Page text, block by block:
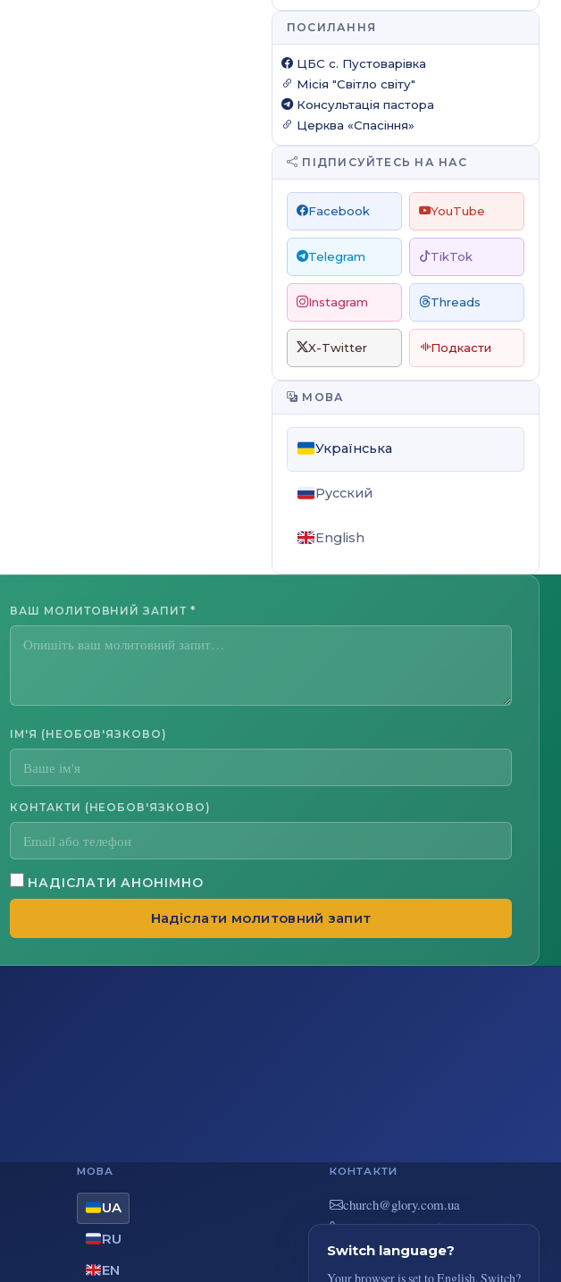
захисту
ПОСИЛАННЯ
ЦБС c. Пустоварівка
Місія "Світло світу"
Консультація пастора
Церква «Спасіння»
ПІДПИСУЙТЕСЬ НА НАС
Facebook YouTube
Telegram TikTok
Instagram Threads
X-Twitter Подкасти
МОВА
Українська
Русский
English
ВАШ МОЛИТОВНИЙ ЗАПИТ *
ІМ'Я (НЕОБОВ'ЯЗКОВО)
КОНТАКТИ (НЕОБОВ'ЯЗКОВО)
НАДІСЛАТИ АНОНІМНО
Надіслати молитовний запит
МОВА
UA
RU
EN
КОНТАКТИ
au.moc.yrolg@hcruhc
+38(044) 383-73-51
вул. В. Покотила 7/2, Київ
Switch language?
Your browser is set to English. Switch?